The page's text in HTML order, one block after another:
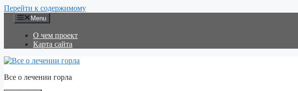
Перейти к содержимому
Menu
О чем проект
Карта сайта
Все о лечении горла